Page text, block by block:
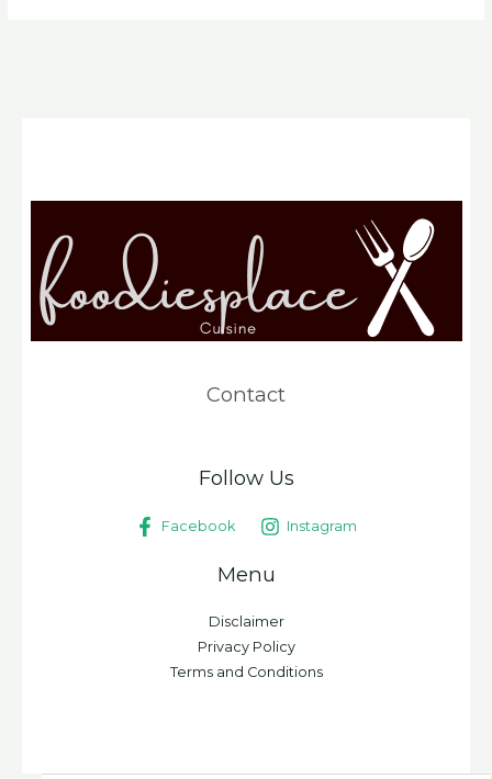
Contact
Follow Us
Facebook Instagram
Menu
Disclaimer
Privacy Policy
Terms and Conditions